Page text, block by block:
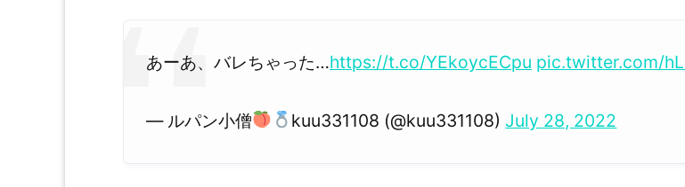
あーあ、バレちゃった…https://t.co/YEkoycECpu pic.twitter.com/
— ルパン小僧 kuu331108 (@kuu331108) July 28, 2022